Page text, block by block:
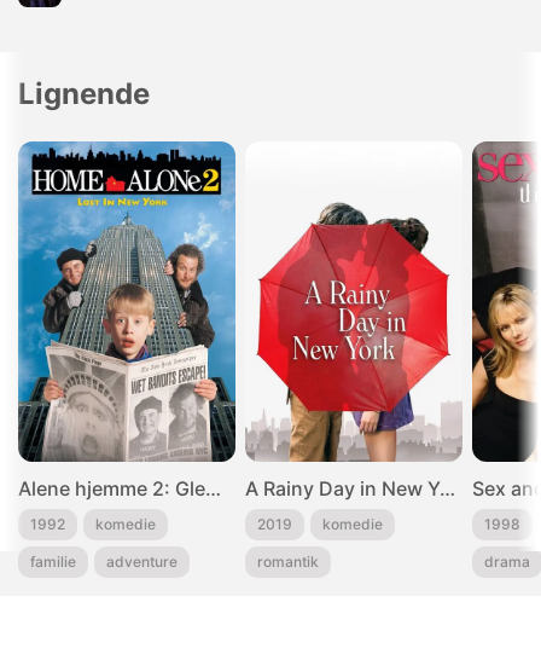
Lignende
Alene hjemme 2: Glemt i New York
1992 komedie
familie adventure
A Rainy Day in New York
2019 komedie
romantik
Sex
1998
drama